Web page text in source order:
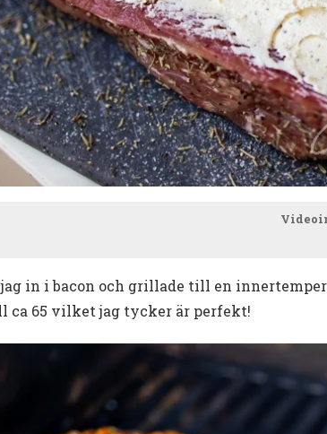
in i bacon och grillade till en
ca 65 vilket jag tycker är perfekt!